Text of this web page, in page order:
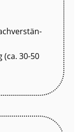
30-50